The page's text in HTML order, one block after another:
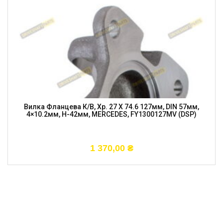
Вилка Фланцева К/в, Хр. 27 X 74.6 127мм, DIN 57мм,
4×10.2мм, H-42мм, MERCEDES, FY1300127MV (DSP)
1 370,00 ₴